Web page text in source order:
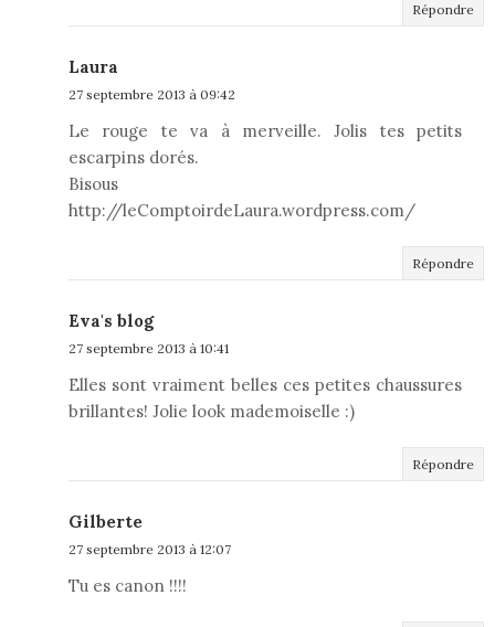
Répondre
Laura
27 septembre 2013 à 09:42
Le rouge te va à merveille. Jolis tes petits
escarpins dorés.
Bisous
http://leComptoirdeLaura.wordpress.com/
Répondre
Eva's blog
27 septembre 2013 à 10:41
Elles sont vraiment belles ces petites chaussures
brillantes! Jolie look mademoiselle :)
Répondre
Gilberte
27 septembre 2013 à 12:07
Tu es canon !!!!